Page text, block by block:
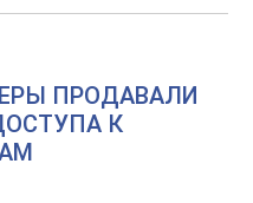
ПРОДАВАЛИ
К